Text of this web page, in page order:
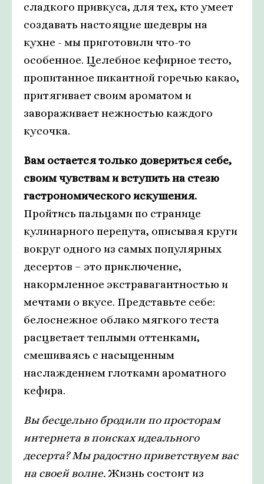
сладкого привкуса, для тех, кто умеет
создавать настоящие шедевры на
кухне - мы приготовили что-то
особенное. Целебное кефирное тесто,
пропитанное пикантной горечью какао,
притягивает своим ароматом и
завораживает нежностью каждого
кусочка.
Вам остается только довериться себе,
своим чувствам и вступить на стезю
гастрономического искушения.
Пройтись пальцами по странице
кулинарного перепута, описывая круги
вокруг одного из самых популярных
десертов – это приключение,
накормленное экстравагантностью и
мечтами о вкусе. Представьте себе:
белоснежное облако мягкого теста
расцветает теплыми оттенками,
смешиваясь с насыщенным
наслаждением глотками ароматного
кефира.
Вы бесцельно бродили по просторам
интернета в поисках идеального
десерта? Мы радостно приветствуем вас
на своей волне.Жизнь состоит из